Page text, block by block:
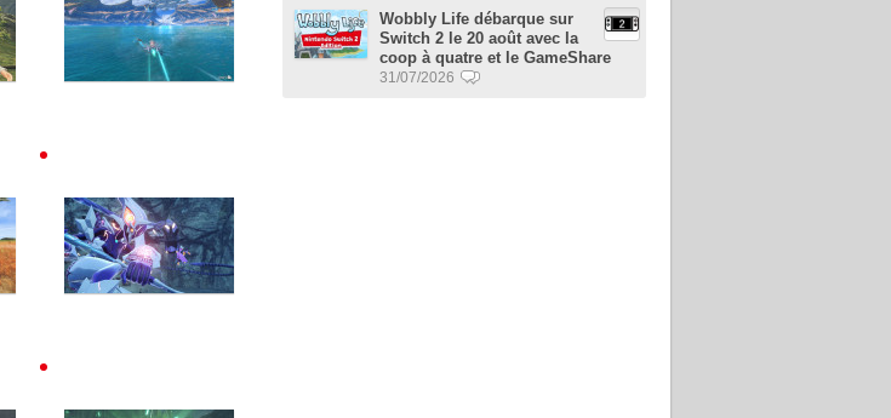
Wobbly Life débarque sur
Switch 2 le 20 août avec la
coop à quatre et le GameShare
31/07/2026